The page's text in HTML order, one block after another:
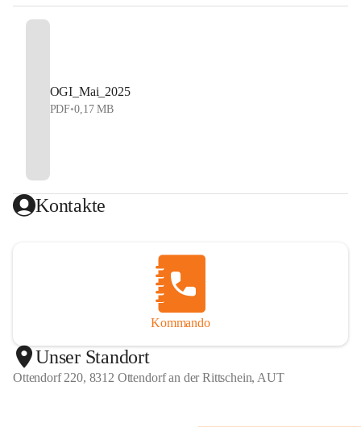
OGI_Mai_2025
PDF•0,17 MB
Kontakte
Kommando
Unser Standort
Ottendorf 220, 8312 Ottendorf an der Rittschein, AUT